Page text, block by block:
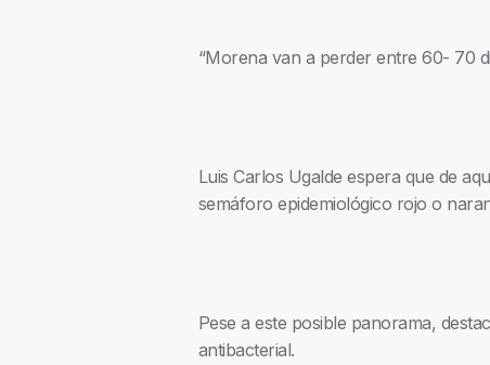
“Morena van a perder entre 60- 70
Luis Carlos Ugalde espera que de
semáforo epidemiológico rojo o
Pese a este posible panorama,
antibacterial.